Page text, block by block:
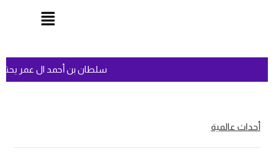
سلطان بن أحمد ال عمر
أحداث عالمية